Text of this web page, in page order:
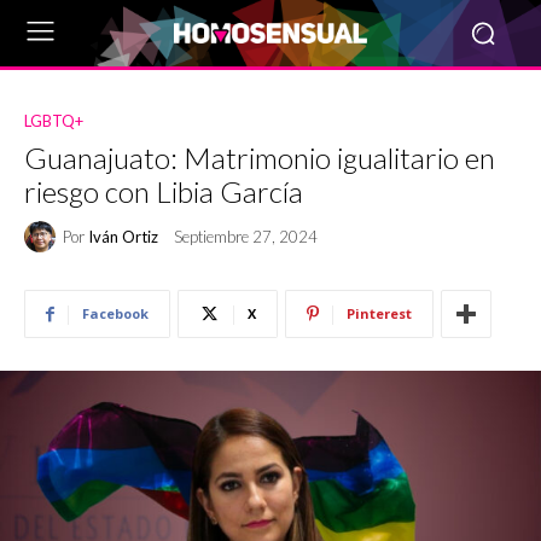
LGBTQ+
Guanajuato: Matrimonio igualitario en
riesgo con Libia García
Por Iván Ortiz Septiembre 27, 2024
Facebook X Pinterest